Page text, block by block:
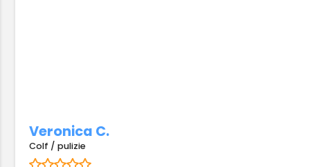
Veronica C.
Colf / pulizie